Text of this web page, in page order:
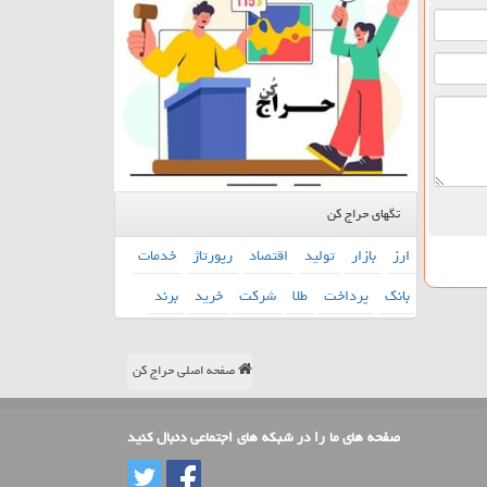
تگهای حراج کن
ارز بازار تولید اقتصاد رپورتاژ خدمات
بانك پرداخت طلا شركت خرید برند
صفحه اصلی حراج کن
صفحه های ما را در شبکه های اجتماعی دنبال کنید